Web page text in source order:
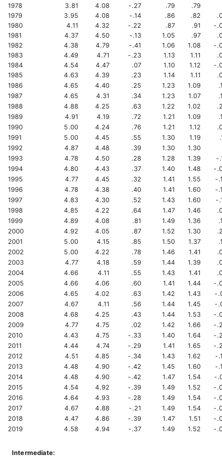
1978
3.81 4.08 -.27 .79
.79
1979
3.95 4.08 -.14 .86 .82
1980
4.11 4.32 -.22 .87 .91
-
1981
4.37 4.50 -.13 1.05 .97
1982
4.38 4.79 -.41 1.06 1.08
-
1983
4.49 4.71 -.23 1.13 1.11
1984
4.54 4.47 .07 1.10 1.12
-
1985
4.63 4.39 .23 1.14 1.11
1986
4.65 4.40 .25 1.23 1.09
1987
4.65 4.31 .34 1.23 1.07
1988
4.88 4.25 .63 1.22 1.02
1989
4.91 4.19 .72 1.21 1.09
1990
5.00 4.24 .76 1.21 1.12
1991
5.00 4.45 .55 1.30 1.19
1992
4.87 4.48 .39 1.30
1.30
1993
4.78 4.50 .28 1.28 1.39
-
1994
4.80 4.43 .37 1.40 1.48
-
1995
4.77 4.45 .32 1.41 1.55
-
1996
4.78 4.38 .40 1.41 1.60
-
1997
4.83 4.30 .52 1.43 1.60
-
1998
4.85 4.22 .64 1.47 1.46
1999
4.89 4.08 .81 1.49 1.36
2000
4.92 4.05 .87 1.52 1.30
2001
5.00 4.15 .85 1.50 1.37
2002
5.00 4.22 .78 1.46 1.41
2003
4.77 4.18 .59 1.44 1.39
2004
4.66 4.11 .55 1.43 1.41
2005
4.66 4.06 .60 1.41 1.44
-
2006
4.65 4.02 .63 1.42 1.43
-
2007
4.67 4.11 .56 1.44 1.45
-
2008
4.68 4.25 .43 1.44 1.53
-
2009
4.77 4.75 .02 1.42 1.66
-
2010
4.43 4.75 -.33 1.40 1.64
-
2011
4.44 4.74 -.29 1.41 1.65
-
2012
4.51 4.85 -.34 1.43 1.62
-
2013
4.48 4.90 -.42 1.45 1.60
-
2014
4.48 4.90 -.42 1.47 1.54
-
2015
4.54 4.92 -.39 1.49 1.52
-
2016
4.64 4.93 -.28 1.49 1.54
-
2017
4.67 4.88 -.21 1.49 1.54
-
2018
4.47 4.86 -.39 1.47 1.51
-
2019
4.58 4.94 -.37 1.49 1.52 -
Intermediate: